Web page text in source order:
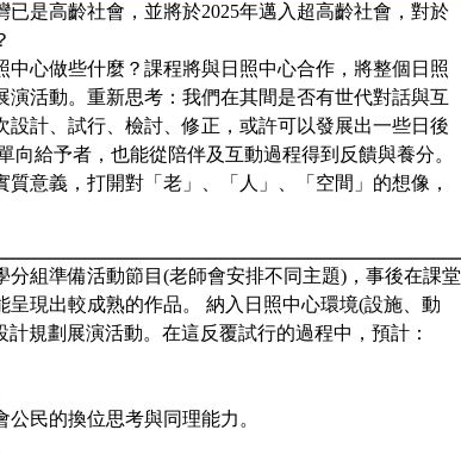
是高齡社會，並將於2025年邁入超高齡社會，對於
心做些什麼？課程將與日照中心合作，將整個日照
活動。重新思考：我們在其間是否有世代對話與互
計、試行、檢討、修正，或許可以發展出一些日後
給予者，也能從陪伴及互動過程得到反饋與養分。
意義，打開對「老」、「人」、「空間」的想像，
組準備活動節目(老師會安排不同主題)，事後在課堂
呈現出較成熟的作品。 納入日照中心環境(設施、動
規劃展演活動。在這反覆試行的過程中，預計：
民的換位思考與同理能力。